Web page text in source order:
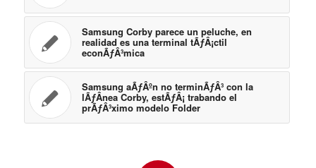
Samsung Corby parece un peluche, en
realidad es una terminal tÃƒÂ¡ctil
econÃƒÂ³mica
Samsung aÃƒÂºn no terminÃƒÂ³ con la
lÃƒÂ­nea Corby, estÃƒÂ¡ trabando el
prÃƒÂ³ximo modelo Folder